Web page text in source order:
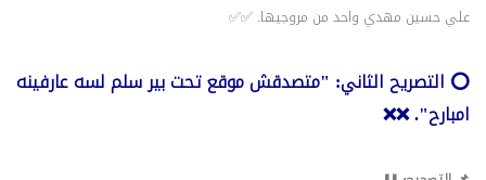
علي حسين مهدي واحد من مروجيها. ✅✅
⭕️ التصريح الثاني: "متصدقش موقع تحت بير سلم لسه عارفينه
امبارح". ❌❌